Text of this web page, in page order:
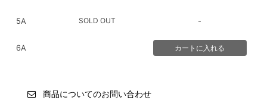
5A SOLD OUT -
6A
商品についてのお問い合わせ